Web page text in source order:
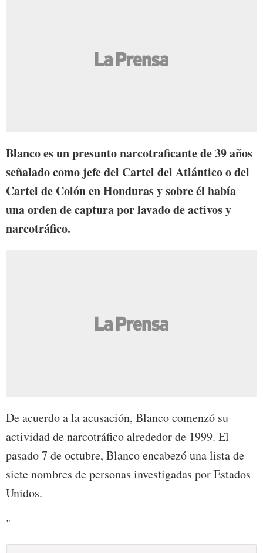
Blanco es un presunto narcotraficante de 39 años
señalado como jefe del Cartel del Atlántico o del
Cartel de Colón en Honduras y sobre él había
una orden de captura por lavado de activos y
narcotráfico.
De acuerdo a la acusación, Blanco comenzó su
actividad de narcotráfico alrededor de 1999. El
pasado 7 de octubre, Blanco encabezó una lista de
siete nombres de personas investigadas por Estados
Unidos.
"